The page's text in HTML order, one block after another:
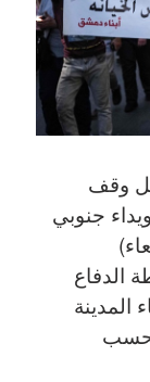
دخل وقف
جنوبي
الدفاع
المدينة